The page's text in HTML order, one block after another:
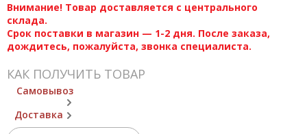
Внимание! Товар доставляется с центрального
склада.
Срок поставки в магазин — 1-2 дня. После заказа,
дождитесь, пожалуйста, звонка специалиста.
КАК ПОЛУЧИТЬ ТОВАР
Самовывоз
Доставка